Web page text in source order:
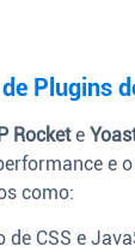
Plugins
Rockete
e o
como:
de CSS e